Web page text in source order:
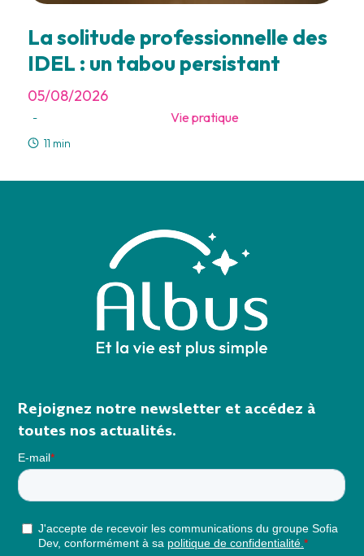
La solitude professionnelle des
IDEL : un tabou persistant
05/08/2026
- Vie pratique
11 min
Rejoignez notre newsletter et accédez à
toutes nos actualités.